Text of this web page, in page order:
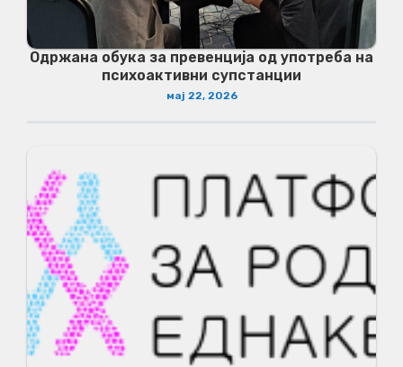
Одржана обука за превенција од употреба на
психоактивни супстанции
мај 22, 2026